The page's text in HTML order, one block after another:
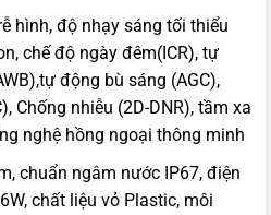
hình, độ nhạy sáng tối thiểu
chế độ ngày đêm(ICR), tự
động bù sáng (AGC),
Chống nhiễu (2D-DNR), tầm xa
nghệ hồng ngoại thông minh
chuẩn ngâm nước IP67, điện
chất liệu vỏ Plastic, môi